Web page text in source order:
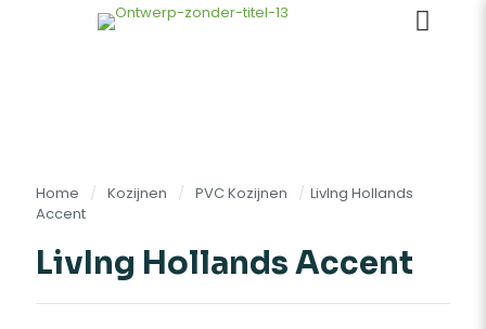
Home / Kozijnen / PVC Kozijnen / LivIng Hollands
Accent
LivIng Hollands Accent